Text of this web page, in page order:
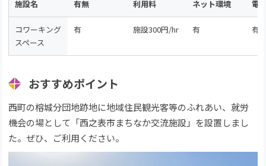
施設名 有無 利用料 ネット環境 電
コワーキング
スペース
有 施設300円/hr 有 有
おすすめポイント
西町の榕城分団地跡地に地域住民観光客等のふれあい、就労
機会の場として「西之表市まちなか交流施設」を設置しまし
た。ぜひ、ご利用ください。